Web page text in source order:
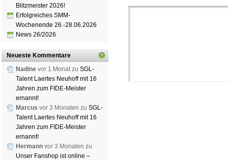
Blitzmeister 2026!
Erfolgreiches SMM-
Wochenende 26.-28.06.2026
News 26/2026
Neueste Kommentare
Nadine vor 1 Monat zu SGL-
Talent Laertes Neuhoff mit 16
Jahren zum FIDE-Meister
ernannt!
Marcus vor 3 Monaten zu SGL-
Talent Laertes Neuhoff mit 16
Jahren zum FIDE-Meister
ernannt!
Hermann vor 3 Monaten zu
Unser Fanshop ist online –